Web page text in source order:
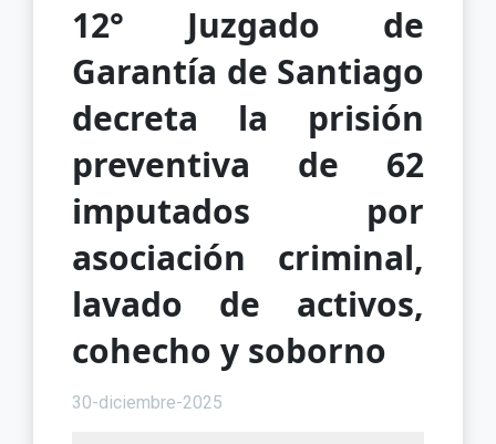
12° Juzgado de
Garantía de Santiago
decreta la prisión
preventiva de 62
imputados por
asociación criminal,
lavado de activos,
cohecho y soborno
30-diciembre-2025